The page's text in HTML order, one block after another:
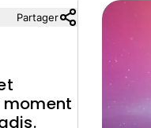
moment
Partager